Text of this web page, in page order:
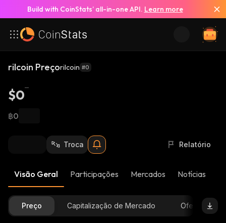
Build with CoinStats’ all-in-one API. Learn more
rilcoin Preçorilcoin #0
$0
฿0
Troca Relatório
Visão Geral Participações Mercados Notícias
Preço Capitalização de Mercado Oferta